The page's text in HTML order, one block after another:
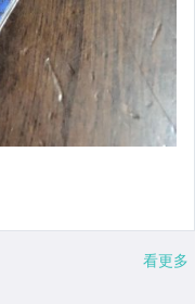
看更多